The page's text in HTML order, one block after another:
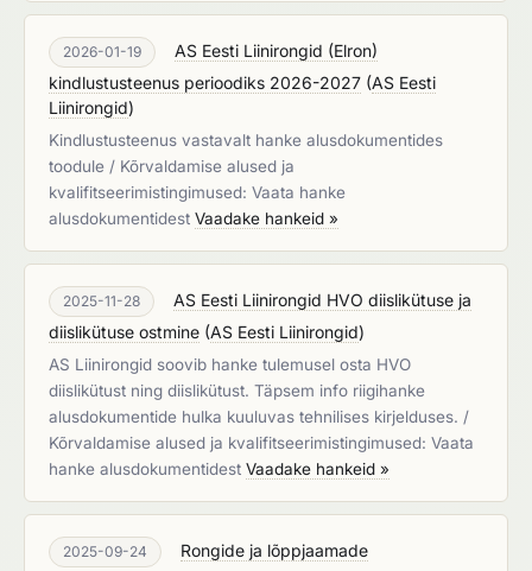
2026-01-19
AS Eesti Liinirongid (Elron)
kindlustusteenus perioodiks 2026-2027 (AS Eesti
Liinirongid)
Kindlustusteenus vastavalt hanke alusdokumentides
toodule / Kõrvaldamise alused ja
kvalifitseerimistingimused: Vaata hanke
alusdokumentidest Vaadake hankeid »
2025-11-28
AS Eesti Liinirongid HVO diislikütuse ja
diislikütuse ostmine (AS Eesti Liinirongid)
AS Liinirongid soovib hanke tulemusel osta HVO
diislikütust ning diislikütust. Täpsem info riigihanke
alusdokumentide hulka kuuluvas tehnilises kirjelduses. /
Kõrvaldamise alused ja kvalifitseerimistingimused: Vaata
hanke alusdokumentidest Vaadake hankeid »
2025-09-24
Rongide ja lõppjaamade